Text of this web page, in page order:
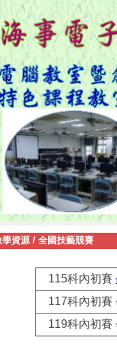
學資源/ 全國技藝競賽
115科內初賽
117科內初賽
119科內初賽